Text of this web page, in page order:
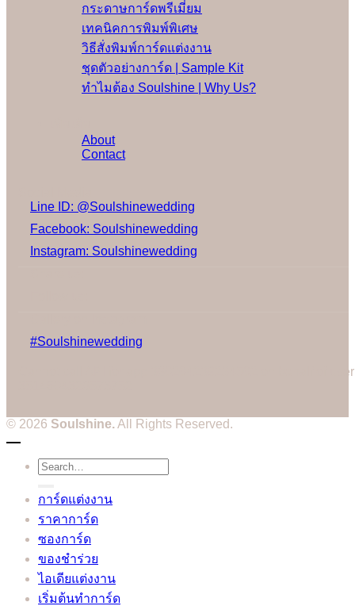
กระดาษการ์ดพรีเมี่ยม
เทคนิคการพิมพ์พิเศษ
วิธีสั่งพิมพ์การ์ดแต่งงาน
ชุดตัวอย่างการ์ด | Sample Kit
ทำไมต้อง Soulshine | Why Us?
About
Contact
Line ID: @Soulshinewedding
Facebook: Soulshinewedding
Instagram: Soulshinewedding
#Soulshinewedding
Cannot call API for app 380204239234502 on behalf of user
© 2026 Soulshine.All Rights Reserved.
Search
for:
การ์ดแต่งงาน
ราคาการ์ด
ซองการ์ด
ของชำร่วย
ไอเดียแต่งงาน
เริ่มต้นทำการ์ด